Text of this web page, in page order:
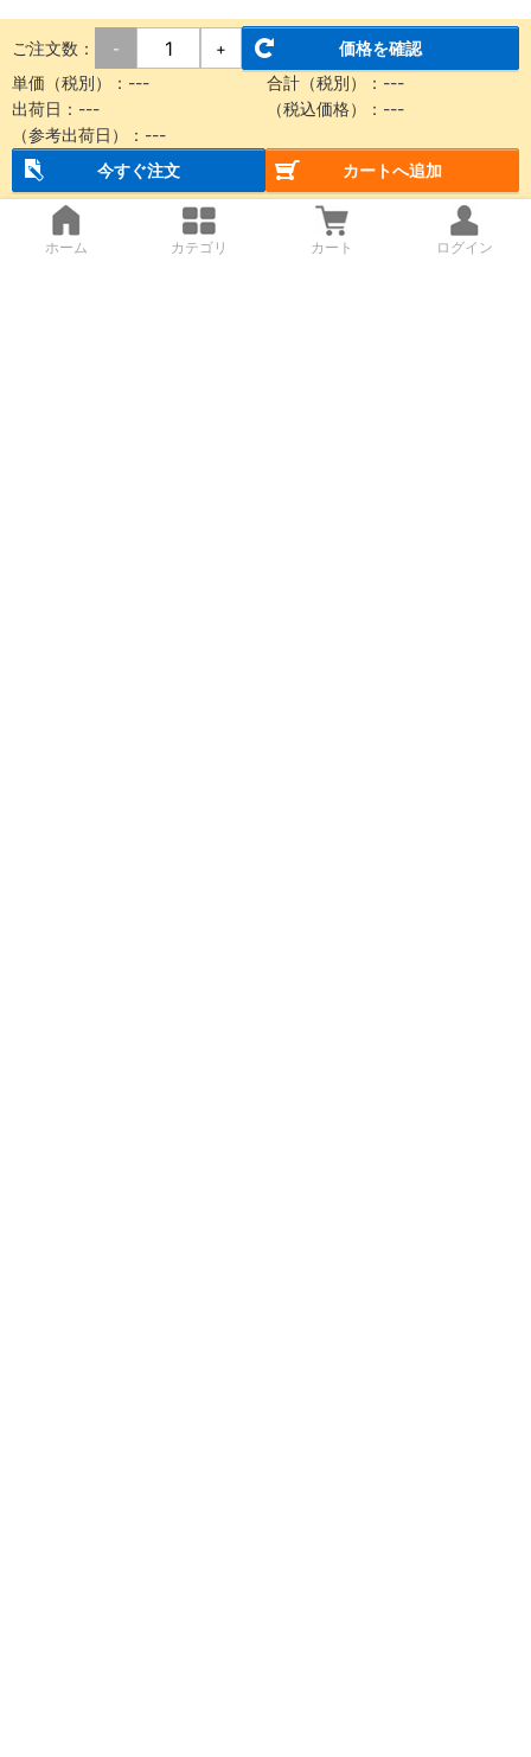
ご注文数： - +
価格を確認
単価（税別）： --- 合計（税別）： ---
出荷日： --- （税込価格）： ---
（参考出荷日）： ---
今すぐ注文
カートへ追加
ホーム カテゴリ カート ログイン